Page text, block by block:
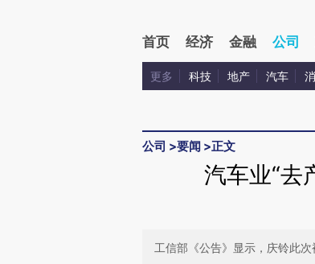
首页 经济 金融 公司
更多 科技 地产 汽车
公司 >要闻 >正文
汽车业“去
工信部《公告》显示，庆铃此